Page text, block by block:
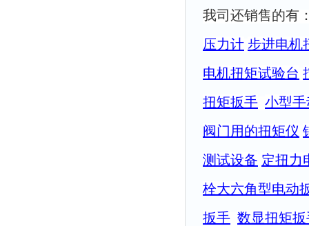
我司还销售的有
压力计 步进电机
电机扭矩试验台
扭矩扳手 小型
阀门用的扭矩仪
测试设备 定扭力
栓大六角型电动
扳手 数显扭矩扳